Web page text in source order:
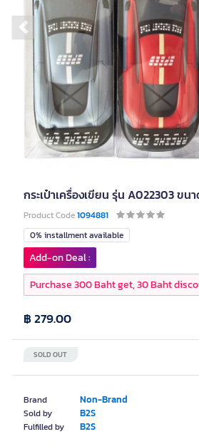
Previous slide
กระเป๋าเครื่องเขียน รุ่น A022303 ขน
Product Code1094881
Brand Non-Brand
Sold by B2S
Fulfilled by B2S
0% installment available
SOLD OUT
฿ 279.00
Add-on Deal :
Purchase 300 Baht get, 30 Baht